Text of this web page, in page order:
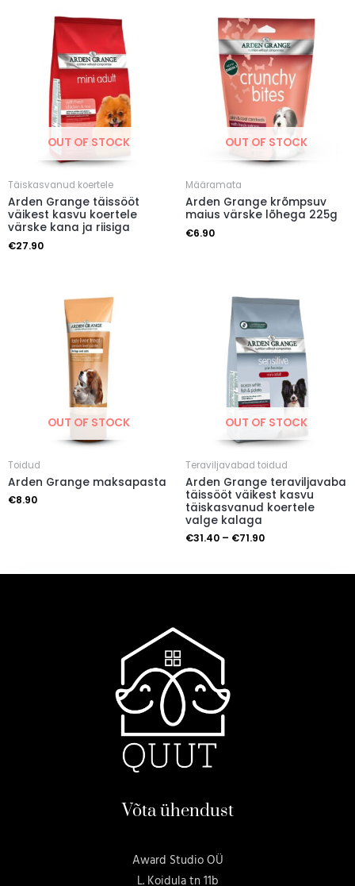
OUT OF STOCK
Täiskasvanud koertele
Arden Grange täissööt
väikest kasvu koertele
värske kana ja riisiga
€27.90
OUT OF STOCK
Määramata
Arden Grange krõmpsuv
maius värske lõhega 225g
€6.90
OUT OF STOCK
Toidud
Arden Grange maksapasta
€8.90
OUT OF STOCK
Teraviljavabad toidud
Arden Grange teraviljavaba
täissööt väikest kasvu
täiskasvanud koertele
valge kalaga
€31.40 – €71.90
Võta ühendust
Award Studio OÜ
L. Koidula tn 11b